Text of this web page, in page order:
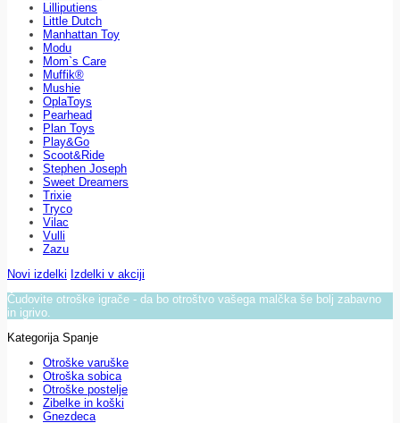
Lilliputiens
Little Dutch
Manhattan Toy
Modu
Mom`s Care
Muffik®
Mushie
OplaToys
Pearhead
Plan Toys
Play&Go
Scoot&Ride
Stephen Joseph
Sweet Dreamers
Trixie
Tryco
Vilac
Vulli
Zazu
Novi izdelki Izdelki v akciji
Čudovite otroške igrače - da bo otroštvo vašega malčka še bolj zabavno
in igrivo.
Kategorija Spanje
Otroške varuške
Otroška sobica
Otroške postelje
Zibelke in koški
Gnezdeca